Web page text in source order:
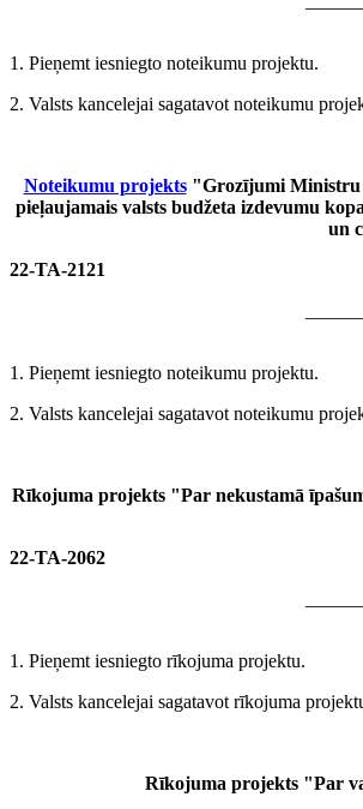
1. Pieņemt iesniegto noteikumu projektu.
2. Valsts kancelejai sagatavot noteikumu
Noteikumu projekts"Grozījumi Ministru
pieļaujamais valsts budžeta izdevumu
un
22-TA-2121
1. Pieņemt iesniegto noteikumu projektu.
2. Valsts kancelejai sagatavot noteikumu
Rīkojuma projekts "Par nekustamā
22-TA-2062
1. Pieņemt iesniegto rīkojuma projektu.
2. Valsts kancelejai sagatavot rīkojuma
Rīkojuma projekts "Par